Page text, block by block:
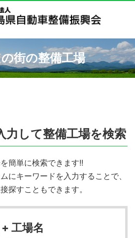
街の整備工場
力して整備工場を検索
簡単に検索できます!!
にキーワードを入力することで、
探すこともできます。
工場名